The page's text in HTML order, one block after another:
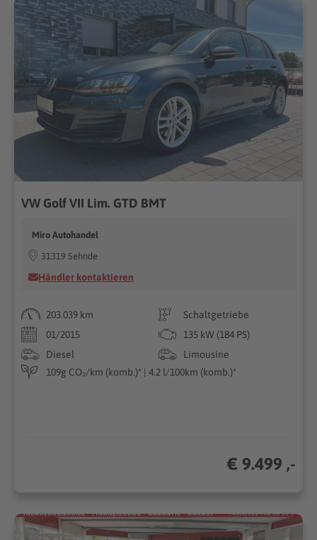
VW Golf VII Lim. GTD BMT
Miro Autohandel
31319 Sehnde
Händler kontaktieren
203.039 km
Schaltgetriebe
01/2015
135 kW (184 PS)
Diesel
Limousine
109g CO₂/km (komb.)* | 4.2 l/100km (komb.)*
€ 9.499 ,-